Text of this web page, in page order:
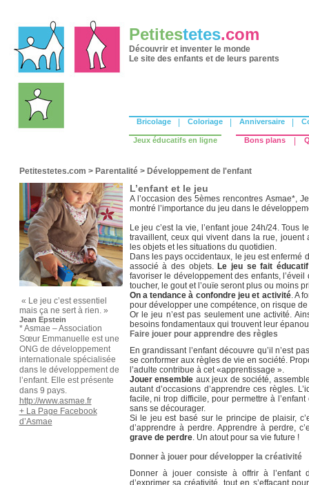
Petitestetes.com
Découvrir et inventer le monde
Le site des enfants et de leurs parents
Bricolage Coloriage Anniversaire
Jeux éducatifs en ligne Bons plans
Petitestetes.com > Parentalité > Développement de l'enfant
« Le jeu c’est essentiel
mais ça ne sert à rien. »
Jean Epstein
* Asmae – Association
Sœur Emmanuelle est une
ONG de développement
internationale spécialisée
dans le développement de
l’enfant. Elle est présente
dans 9 pays.
http://www.asmae.fr
+ La Page Facebook
d’Asmae
L’enfant et le jeu
A l’occasion des 5èmes rencontres Asmae*,
montré l’importance du jeu dans le
Le jeu c’est la vie, l’enfant joue 24h/24. Tous
travaillent, ceux qui vivent dans la rue, jouent
les objets et les situations du quotidien.
Dans les pays occidentaux, le jeu est enfermé
associé à des objets. Le jeu se fait éducatif
favoriser le développement des enfants, l’éveil
toucher, le gout et l’ouïe seront plus ou moins
On a tendance à confondre jeu et activité. A
pour développer une compétence, on risque
Or le jeu n’est pas seulement une activité.
besoins fondamentaux qui trouvent leur
Faire jouer pour apprendre des règles
En grandissant l’enfant découvre qu’il n’est
se conformer aux règles de vie en société.
l’adulte contribue à cet «apprentissage ».
Jouer ensemble aux jeux de société,
autant d’occasions d’apprendre ces règles.
facile, ni trop difficile, pour permettre à
sans se décourager.
Si le jeu est basé sur le principe de plaisir,
d’apprendre à perdre. Apprendre à perdre,
grave de perdre. Un atout pour sa vie future !
Donner à jouer pour développer la créativité
Donner à jouer consiste à offrir à l’enfant
d’exprimer sa créativité, tout en s’effaçant